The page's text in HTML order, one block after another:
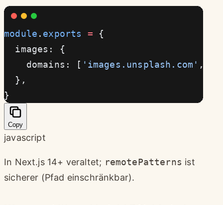
module . exports = {
  images: {
    domains: [
'images.unsplash.com' ,
  },
}
Copy
javascript
In Next.js 14+ veraltet; remotePatterns ist
sicherer (Pfad einschränkbar).